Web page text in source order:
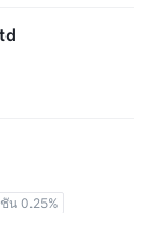
น 0.25%